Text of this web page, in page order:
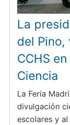
La
del
CCHS
Ciencia
La Feria
divulgación
escolares y